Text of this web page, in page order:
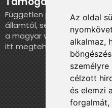
Az oldal
alkalmaz,
célzott
és elemzi
forgalmát,
Független portálként nem
államtól, sem más
a magyar válogatott
itt megteheted.